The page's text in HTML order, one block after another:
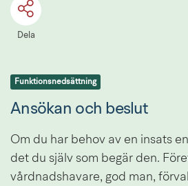
Dela
Funktionsnedsättning
Ansökan och beslut
Om du har behov av en insats
det du själv som begär den.
vårdnadshavare, god man,